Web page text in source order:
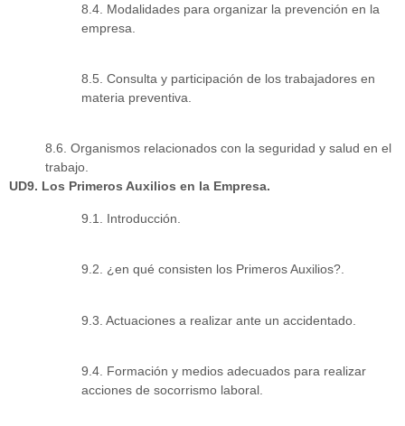
8.4. Modalidades para organizar la prevención en la
empresa.
8.5. Consulta y participación de los trabajadores en
materia preventiva.
8.6. Organismos relacionados con la seguridad y salud en el
trabajo.
UD9. Los Primeros Auxilios en la Empresa.
9.1. Introducción.
9.2. ¿en qué consisten los Primeros Auxilios?.
9.3. Actuaciones a realizar ante un accidentado.
9.4. Formación y medios adecuados para realizar
acciones de socorrismo laboral.